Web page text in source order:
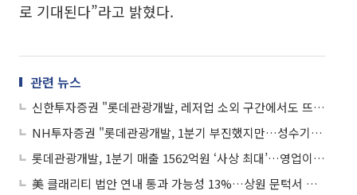
로 기대된다”라고 밝혔다.
관련 뉴스
신한투자증권 "롯데관광개발, 레저업 소외 구간에서도 뜨거운 관심"
NH투자증권 "롯데관광개발, 1분기 부진했지만…성수기와 함께 호실적 전망"
롯데관광개발, 1분기 매출 1562억원 ‘사상 최대’…영업이익 121% 급증
美 클래리티 법안 연내 통과 가능성 13%…상원 문턱서 제동